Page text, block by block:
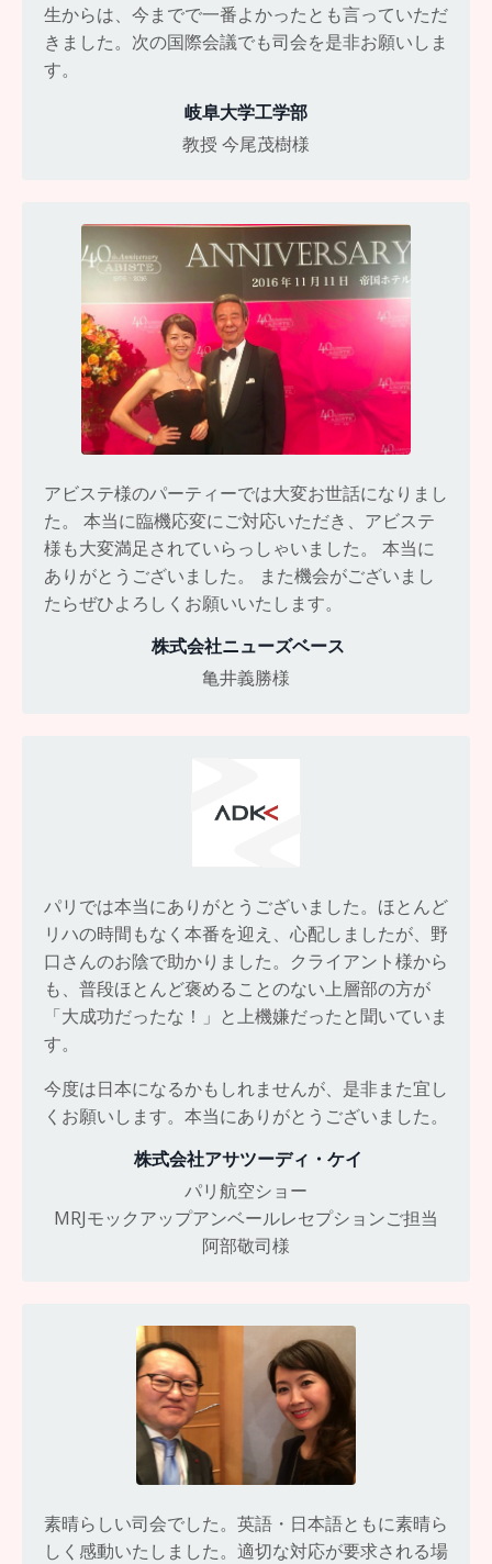
生からは、今までで一番よかったとも言っていただ
きました。次の国際会議でも司会を是非お願いしま
す。
岐阜大学工学部
教授 今尾茂樹様
アビステ様のパーティーでは大変お世話になりまし
た。 本当に臨機応変にご対応いただき、アビステ
様も大変満足されていらっしゃいました。 本当に
ありがとうございました。 また機会がございまし
たらぜひよろしくお願いいたします。
株式会社ニューズベース
亀井義勝様
パリでは本当にありがとうございました。ほとんど
リハの時間もなく本番を迎え、心配しましたが、野
口さんのお陰で助かりました。クライアント様から
も、普段ほとんど褒めることのない上層部の方が
「大成功だったな！」と上機嫌だったと聞いていま
す。
今度は日本になるかもしれませんが、是非また宜し
くお願いします。本当にありがとうございました。
株式会社アサツーディ・ケイ
パリ航空ショー
MRJモックアップアンベールレセプションご担当
阿部敬司様
素晴らしい司会でした。英語・日本語ともに素晴ら
しく感動いたしました。適切な対応が要求される場